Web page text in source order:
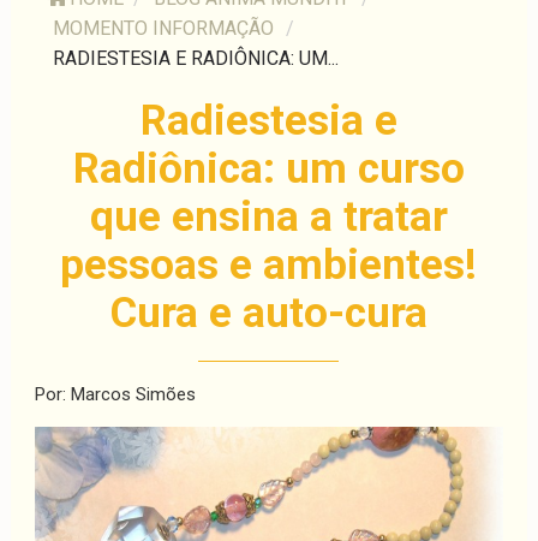
MOMENTO INFORMAÇÃO
/
RADIESTESIA E RADIÔNICA: UM...
Radiestesia e
Radiônica: um curso
que ensina a tratar
pessoas e ambientes!
Cura e auto-cura
Por: Marcos Simões